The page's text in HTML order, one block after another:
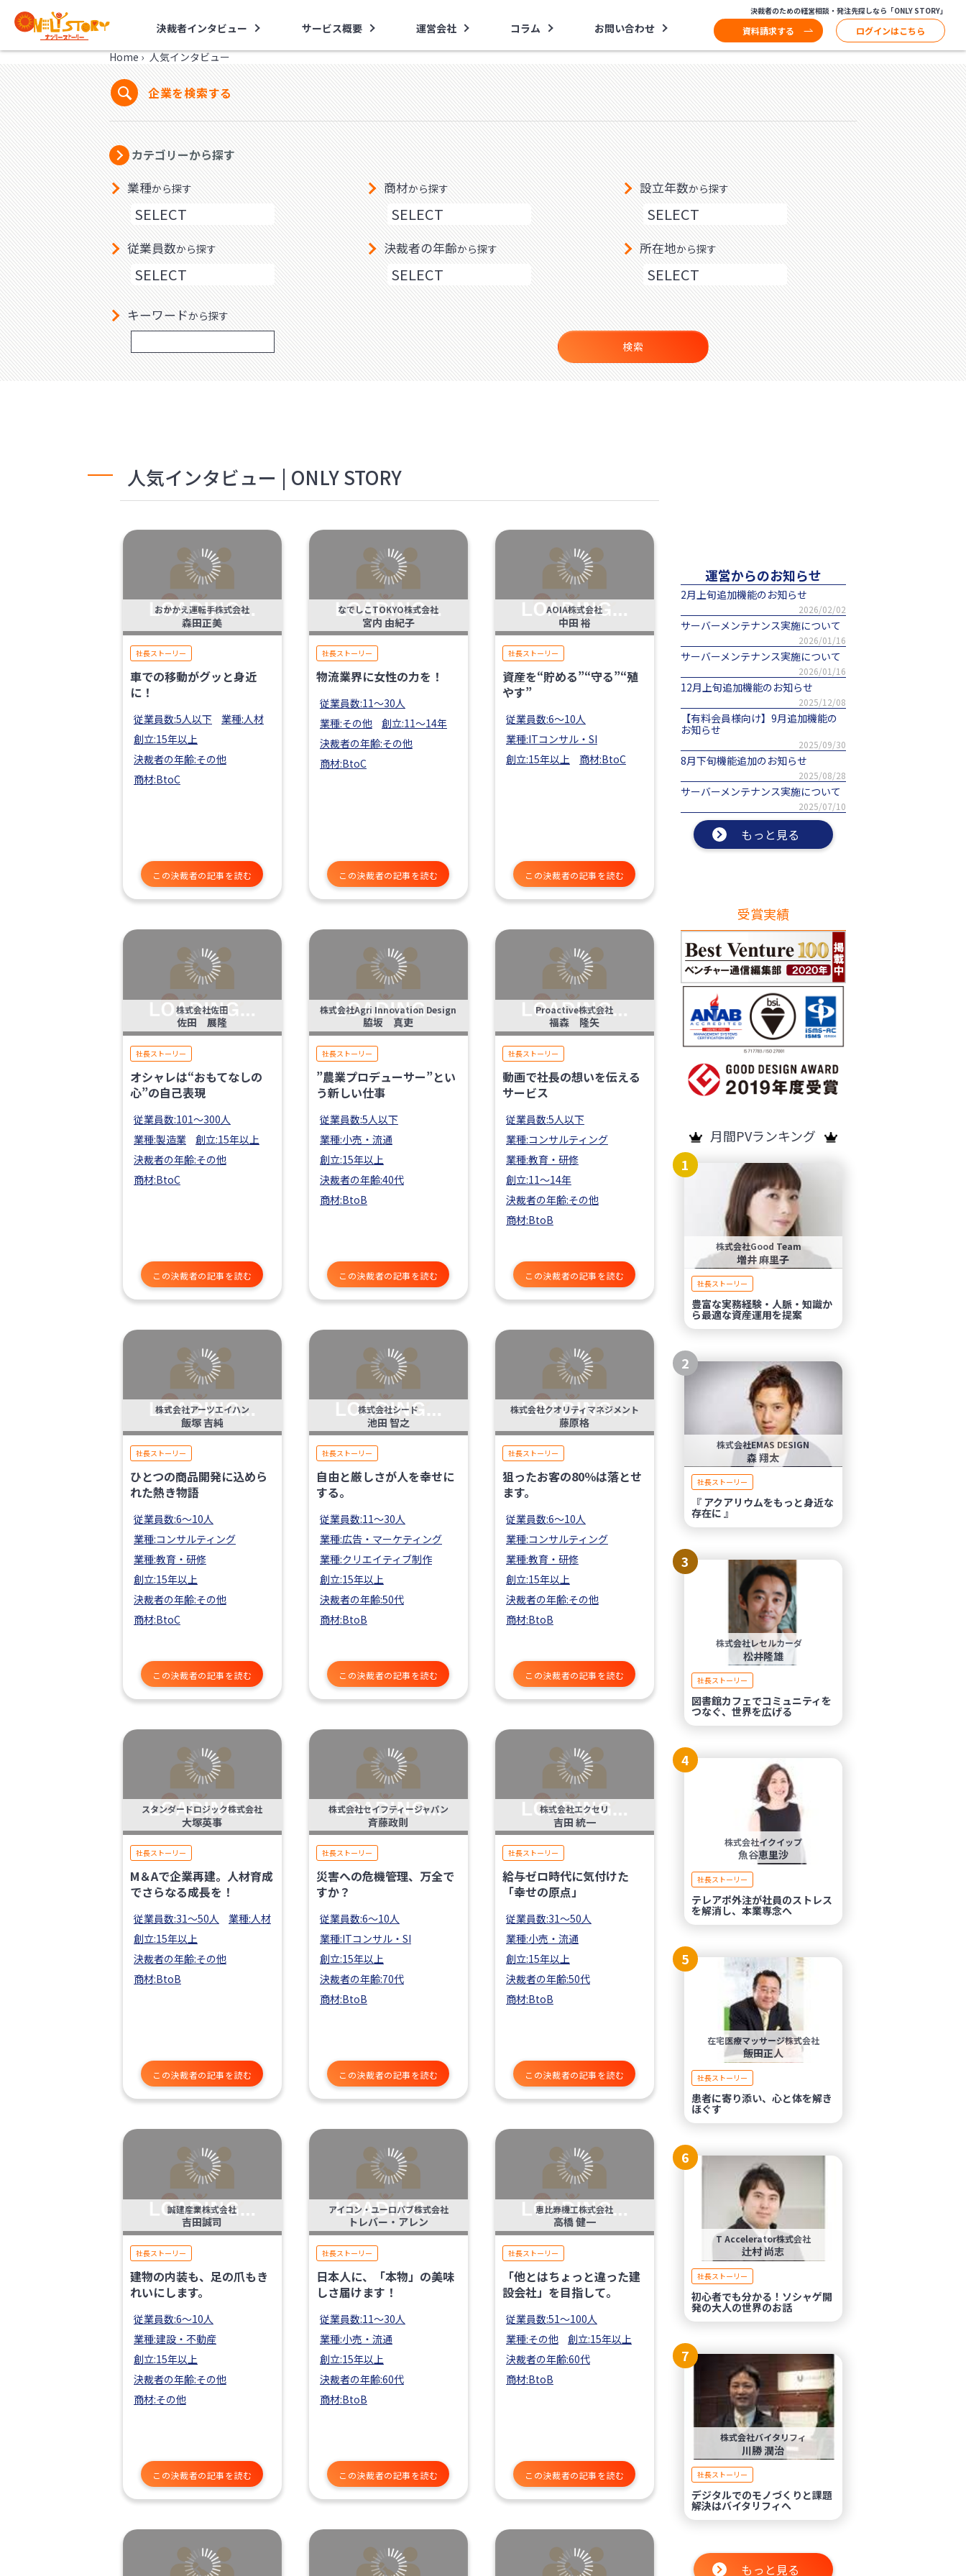
決裁者インタビュー サービス概要 運営会社 コラム お問い合わせ
決裁者のための経営相談・発注先探しなら「ONLY STORY」
資料請求する ログインはこちら
Home › 人気インタビュー
企業を検索する
カテゴリーから探す
業種から探す 商材から探す 設立年数から探す
従業員数から探す 決裁者の年齢から探す 所在地から探す
キーワードから探す
検索
人気インタビュー | ONLY STORY
おかかえ運転手株式会社
森田正美
社長ストーリー
車での移動がグッと身近
に！
従業員数:5人以下
業種:人材
創立:15年以上
決裁者の年齢:その他
商材:BtoC
この決裁者の記事を読む
なでしこTOKYO株式会社
宮内 由紀子
社長ストーリー
物流業界に女性の力を！
従業員数:11〜30人
業種:その他
創立:11〜14年
決裁者の年齢:その他
商材:BtoC
この決裁者の記事を読む
AOIA株式会社
中田 裕
社長ストーリー
資産を“貯める”“守る”“殖
やす”
従業員数:6～10人
業種:ITコンサル・SI
創立:15年以上
商材:BtoC
この決裁者の記事を読む
株式会社佐田
佐田 展隆
社長ストーリー
オシャレは“おもてなしの
心”の自己表現
従業員数:101〜300人
業種:製造業
創立:15年以上
決裁者の年齢:その他
商材:BtoC
この決裁者の記事を読む
株式会社Agri Innovation Design
脇坂 真吏
社長ストーリー
”農業プロデューサー”とい
う新しい仕事
従業員数:5人以下
業種:小売・流通
創立:15年以上
決裁者の年齢:40代
商材:BtoB
この決裁者の記事を読む
Proactive株式会社
福森 隆矢
社長ストーリー
動画で社長の想いを伝える
サービス
従業員数:5人以下
業種:コンサルティング
業種:教育・研修
創立:11〜14年
決裁者の年齢:その他
商材:BtoB
この決裁者の記事を読む
株式会社アーツエイハン
飯塚 吉純
社長ストーリー
ひとつの商品開発に込めら
れた熱き物語
従業員数:6～10人
業種:コンサルティング
業種:教育・研修
創立:15年以上
決裁者の年齢:その他
商材:BtoC
この決裁者の記事を読む
株式会社シード
池田 智之
社長ストーリー
自由と厳しさが人を幸せに
する。
従業員数:11〜30人
業種:広告・マーケティング
業種:クリエイティブ制作
創立:15年以上
決裁者の年齢:50代
商材:BtoB
この決裁者の記事を読む
株式会社クオリティマネジメント
藤原格
社長ストーリー
狙ったお客の80％は落とせ
ます。
従業員数:6～10人
業種:コンサルティング
業種:教育・研修
創立:15年以上
決裁者の年齢:その他
商材:BtoB
この決裁者の記事を読む
スタンダードロジック株式会社
大塚英事
社長ストーリー
M＆Aで企業再建。人材育成
でさらなる成長を！
従業員数:31〜50人
業種:人材
創立:15年以上
決裁者の年齢:その他
商材:BtoB
この決裁者の記事を読む
株式会社セイフティージャパン
斉藤政則
社長ストーリー
災害への危機管理、万全で
すか？
従業員数:6～10人
業種:ITコンサル・SI
創立:15年以上
決裁者の年齢:70代
商材:BtoB
この決裁者の記事を読む
株式会社エクセリ
吉田 統一
社長ストーリー
給与ゼロ時代に気付けた
「幸せの原点」
従業員数:31〜50人
業種:小売・流通
創立:15年以上
決裁者の年齢:50代
商材:BtoB
この決裁者の記事を読む
誠建産業株式会社
吉田誠司
社長ストーリー
建物の内装も、足の爪もき
れいにします。
従業員数:6～10人
業種:建設・不動産
創立:15年以上
決裁者の年齢:その他
商材:その他
この決裁者の記事を読む
アイコン・ユーロパブ株式会社
トレバー・アレン
社長ストーリー
日本人に、「本物」の美味
しさ届けます！
従業員数:11〜30人
業種:小売・流通
創立:15年以上
決裁者の年齢:60代
商材:BtoB
この決裁者の記事を読む
恵比寿機工株式会社
高橋 健一
社長ストーリー
「他とはちょっと違った建
設会社」を目指して。
従業員数:51〜100人
業種:その他
創立:15年以上
決裁者の年齢:60代
商材:BtoB
この決裁者の記事を読む
運営からのお知らせ
2月上旬追加機能のお知らせ
2026/02/02
サーバーメンテナンス実施について
2026/01/16
サーバーメンテナンス実施について
2026/01/16
12月上旬追加機能のお知らせ
2025/12/08
【有料会員様向け】9月追加機能の
お知らせ
2025/09/30
8月下旬機能追加のお知らせ
2025/08/28
サーバーメンテナンス実施について
2025/07/10
もっと見る
受賞実績
月間PVランキング
1
株式会社Good Team
増井 麻里子
社長ストーリー
豊富な実務経験・人脈・知識か
ら最適な資産運用を提案
2
株式会社EMAS DESIGN
森 翔太
社長ストーリー
『 アクアリウムをもっと身近な
存在に 』
3
株式会社レセルカーダ
松井隆雄
社長ストーリー
図書館カフェでコミュニティを
つなぐ、世界を広げる
4
株式会社イクイップ
魚谷恵里沙
社長ストーリー
テレアポ外注が社員のストレス
を解消し、本業専念へ
5
在宅医療マッサージ株式会社
飯田正人
社長ストーリー
患者に寄り添い、心と体を解き
ほぐす
6
T Accelerator株式会社
辻村 尚志
社長ストーリー
初心者でも分かる！ソシャゲ開
発の大人の世界のお話
7
株式会社バイタリフィ
川勝 潤治
社長ストーリー
デジタルでのモノづくりと課題
解決はバイタリフィへ
もっと見る